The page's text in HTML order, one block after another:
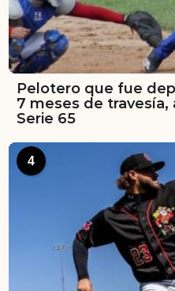
Pelotero que fue
7 meses de travesía,
Serie 65
4